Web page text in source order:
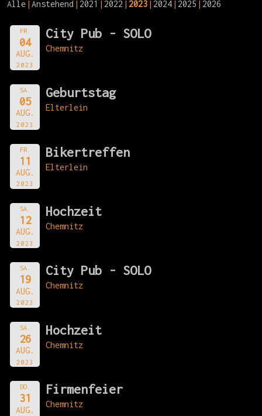
Alle Anstehend 2021 2022 2023 2024 2025 2026
FR.
04
AUG.
2023
City Pub - SOLO
Chemnitz
SA.
05
AUG.
2023
Geburtstag
Elterlein
FR.
11
AUG.
2023
Bikertreffen
Elterlein
SA.
12
AUG.
2023
Hochzeit
Chemnitz
SA.
19
AUG.
2023
City Pub - SOLO
Chemnitz
SA.
26
AUG.
2023
Hochzeit
Chemnitz
DO.
31
AUG.
Firmenfeier
Chemnitz